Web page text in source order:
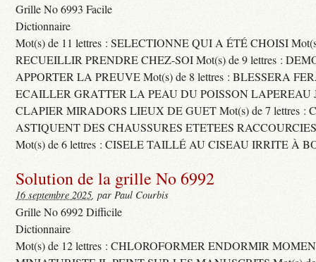
Grille No 6993 Facile
Dictionnaire
Mot(s) de 11 lettres : SELECTIONNE QUI A ÉTÉ CHOISI
RECUEILLIR PRENDRE CHEZ-SOI Mot(s) de 9 lettres :
APPORTER LA PREUVE Mot(s) de 8 lettres : BLESSERA
ECAILLER GRATTER LA PEAU DU POISSON LAPEREAU
CLAPIER MIRADORS LIEUX DE GUET Mot(s) de 7 lettres :
ASTIQUENT DES CHAUSSURES ETETEES
Mot(s) de 6 lettres : CISELE TAILLÉ AU CISEAU IRRITE À
Solution de la grille No 6992
16 septembre 2025, par Paul Courbis
Grille No 6992 Difficile
Dictionnaire
Mot(s) de 12 lettres : CHLOROFORMER ENDORMIR